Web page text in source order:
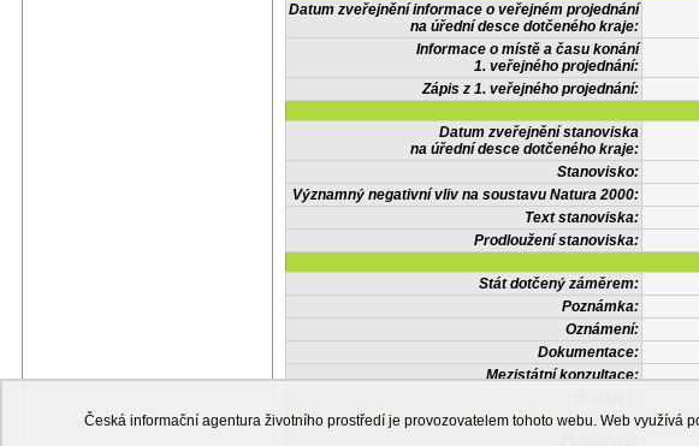
Datum zveřejnění informace o veřejném projednání
na úřední desce dotčeného kraje:
Informace o místě a času konání
1. veřejného projednání:
Zápis z 1. veřejného projednání:
Datum zveřejnění stanoviska
na úřední desce dotčeného kraje:
Stanovisko:
Významný negativní vliv na soustavu Natura 2000:
Text stanoviska:
Prodloužení stanoviska:
Stát dotčený záměrem:
Poznámka:
Oznámení:
Dokumentace:
Mezistátní konzultace:
Česká informační agentura životního prostředí je provozovatelem tohoto webu. Web